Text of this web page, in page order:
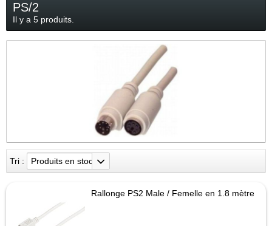
PS/2
Il y a 5 produits.
Tri : Produits en stock
Rallonge PS2 Male / Femelle en 1.8 mètre